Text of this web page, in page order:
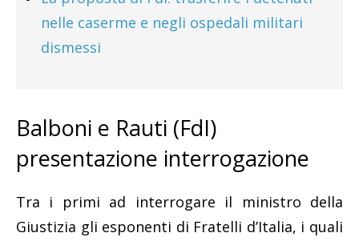
nelle caserme e negli ospedali militari
dismessi
Balboni e Rauti (FdI)
presentazione interrogazione
Tra i primi ad interrogare il ministro della
Giustizia gli esponenti di Fratelli d’Italia, i quali